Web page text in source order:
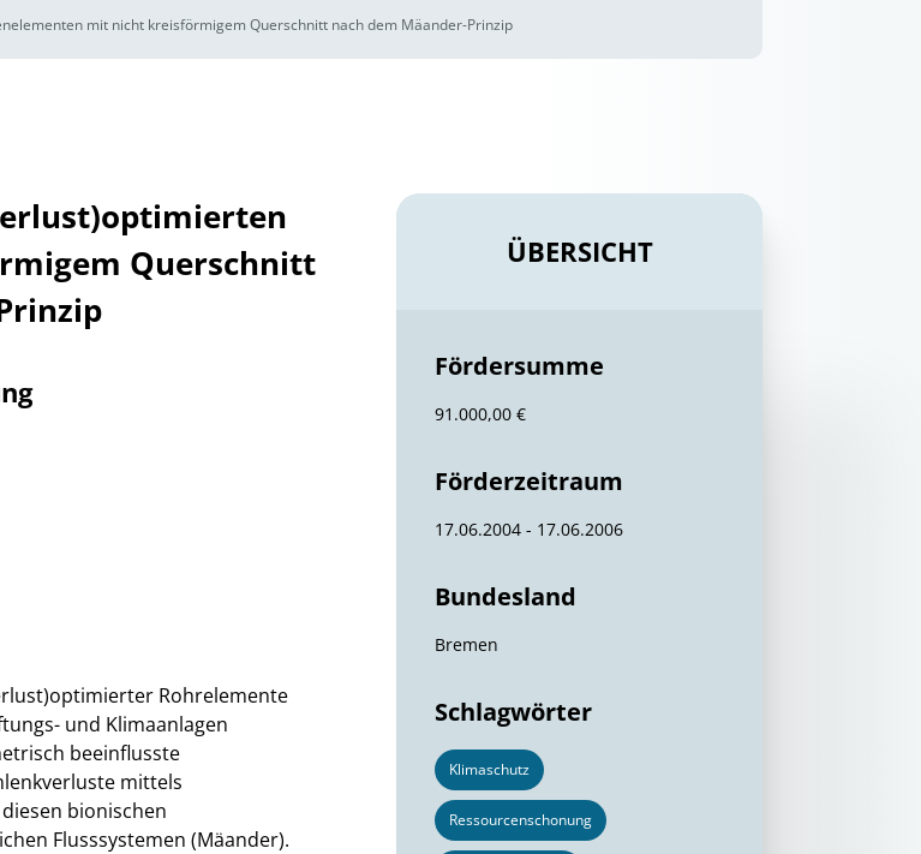
mit nicht kreisförmigem Querschnitt nach dem Mäander-Prinzip
Querschnitt
Rohrelemente
und Klimaanlagen
beeinflusste
mittels
bionischen
Flusssystemen (Mäander).
ÜBERSICHT
Fördersumme
91.000,00 €
Förderzeitraum
17.06.2004 - 17.06.2006
Bundesland
Bremen
Schlagwörter
Klimaschutz
Ressourcenschonung